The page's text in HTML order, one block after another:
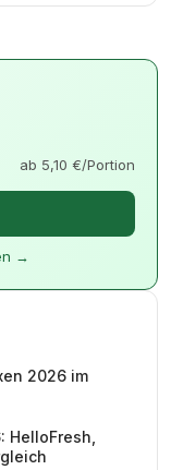
ab 5,10 €/Portion
→
2026 im
HelloFresh,